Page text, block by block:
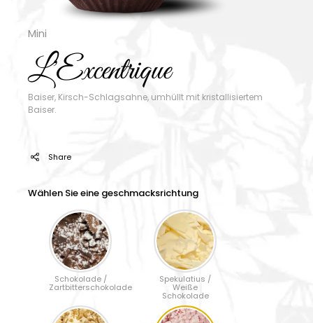
Mini
L'Excentrique
Baiser, Kirsch-Schlagsahne, umhüllt mit kristallisiertem
Baiser.
Share
Wählen Sie eine geschmacksrichtung
Schokolade /
Zartbitterschokolade
Spekulatius /
Weiße
Schokolade